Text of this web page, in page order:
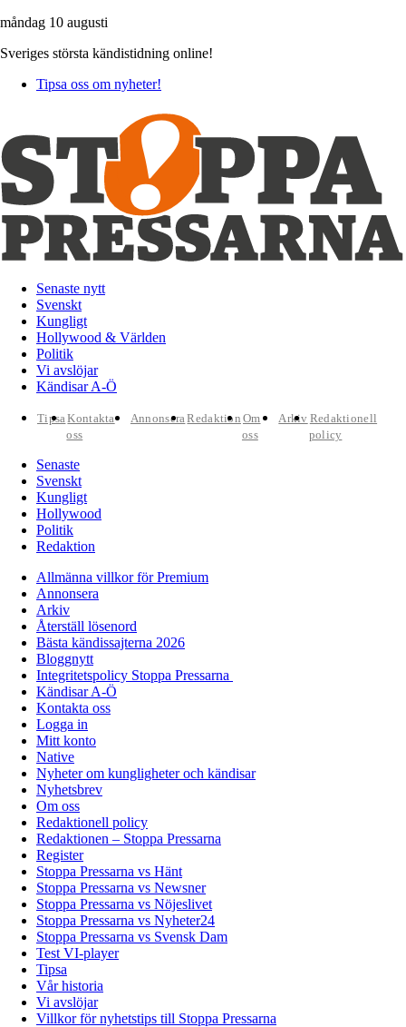
måndag 10 augusti
Sveriges största kändistidning online!
Tipsa oss om nyheter!
Senaste nytt
Svenskt
Kungligt
Hollywood & Världen
Politik
Vi avslöjar
Kändisar A-Ö
TipsaKontakta
oss
AnnonseraRedaktion Om
oss
Arkiv Redaktionell
policy
Senaste
Svenskt
Kungligt
Hollywood
Politik
Redaktion
Allmänna villkor för Premium
Annonsera
Arkiv
Återställ lösenord
Bästa kändissajterna 2026
Bloggnytt
Integritetspolicy Stoppa Pressarna
Kändisar A-Ö
Kontakta oss
Logga in
Mitt konto
Native
Nyheter om kungligheter och kändisar
Nyhetsbrev
Om oss
Redaktionell policy
Redaktionen – Stoppa Pressarna
Register
Stoppa Pressarna vs Hänt
Stoppa Pressarna vs Newsner
Stoppa Pressarna vs Nöjeslivet
Stoppa Pressarna vs Nyheter24
Stoppa Pressarna vs Svensk Dam
Test VI-player
Tipsa
Vår historia
Vi avslöjar
Villkor för nyhetstips till Stoppa Pressarna